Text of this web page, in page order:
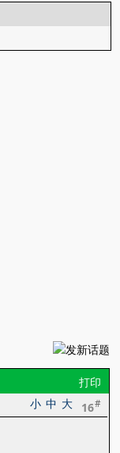
打印
16#
大
中
小